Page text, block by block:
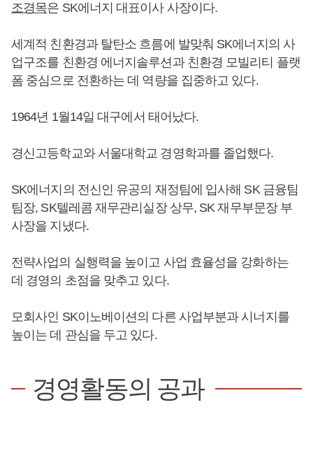
조경목은 SK에너지 대표이사 사장이다.
세계적 친환경과 탈탄소 흐름에 발맞춰 SK에너지의 사
업구조를 친환경 에너지솔루션과 친환경 모빌리티 플랫
폼 중심으로 전환하는 데 역량을 집중하고 있다.
1964년 1월14일 대구에서 태어났다.
경신고등학교와 서울대학교 경영학과를 졸업했다.
SK에너지의 전신인 유공의 재정팀에 입사해 SK 금융팀
팀장, SK텔레콤 재무관리실장 상무, SK 재무부문장 부
사장을 지냈다.
전략사업의 실행력을 높이고 사업 효율성을 강화하는
데 경영의 초점을 맞추고 있다.
모회사인 SK이노베이션의 다른 사업부분과 시너지를
높이는 데 관심을 두고 있다.
경영활동의 공과